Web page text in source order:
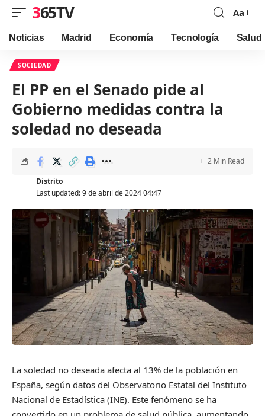
365TV
Font
Resizer
Aa
Noticias Madrid Economía Tecnología Salud
SOCIEDAD
El PP en el Senado pide al
Gobierno medidas contra la
soledad no deseada
Last updated: 9 de abril de 2024 04:47
Distrito
2 Min Read
La soledad no deseada afecta al 13% de la población en
España, según datos del Observatorio Estatal del Instituto
Nacional de Estadística (INE). Este fenómeno se ha